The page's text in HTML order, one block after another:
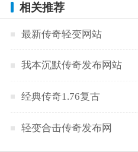
相关推荐
最新传奇轻变网站
我本沉默传奇发布网站
经典传奇1.76复古
轻变合击传奇发布网